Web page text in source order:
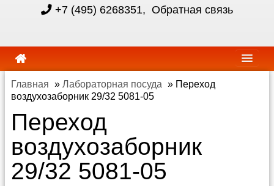
+7 (495) 6268351, Обратная связь
Главная » Лабораторная посуда » Переход
воздухозаборник 29/32 5081-05
Переход
воздухозаборник
29/32 5081-05